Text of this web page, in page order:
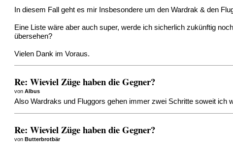
In diesem Fall geht es mir Insbesondere um den Wardrak & den
Eine Liste wäre aber auch super, werde ich sicherlich zukünftig
übersehen?
Vielen Dank im Voraus.
Re: Wieviel Züge haben die Gegner?
vonAlbus
Also Wardraks und Fluggors gehen immer zwei Schritte soweit ich
Re: Wieviel Züge haben die Gegner?
vonButterbrotbär